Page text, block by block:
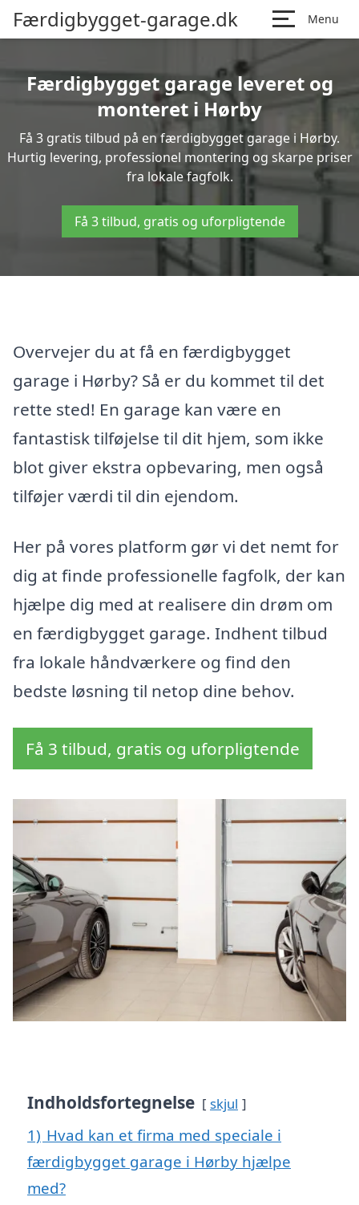
Færdigbygget-garage.dk Menu
Færdigbygget garage leveret og
monteret i Hørby
Få 3 gratis tilbud på en færdigbygget garage i Hørby.
Hurtig levering, professionel montering og skarpe priser
fra lokale fagfolk.
Få 3 tilbud, gratis og uforpligtende
Overvejer du at få en færdigbygget
garage i Hørby? Så er du kommet til det
rette sted! En garage kan være en
fantastisk tilføjelse til dit hjem, som ikke
blot giver ekstra opbevaring, men også
tilføjer værdi til din ejendom.
Her på vores platform gør vi det nemt for
dig at finde professionelle fagfolk, der kan
hjælpe dig med at realisere din drøm om
en færdigbygget garage. Indhent tilbud
fra lokale håndværkere og find den
bedste løsning til netop dine behov.
Få 3 tilbud, gratis og uforpligtende
Indholdsfortegnelse skjul
1) Hvad kan et firma med speciale i
færdigbygget garage i Hørby hjælpe
med?